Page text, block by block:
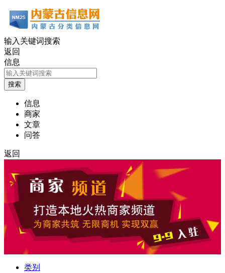
输入关键词搜索
返回
信息
信息
商家
文章
问答
返回
类别